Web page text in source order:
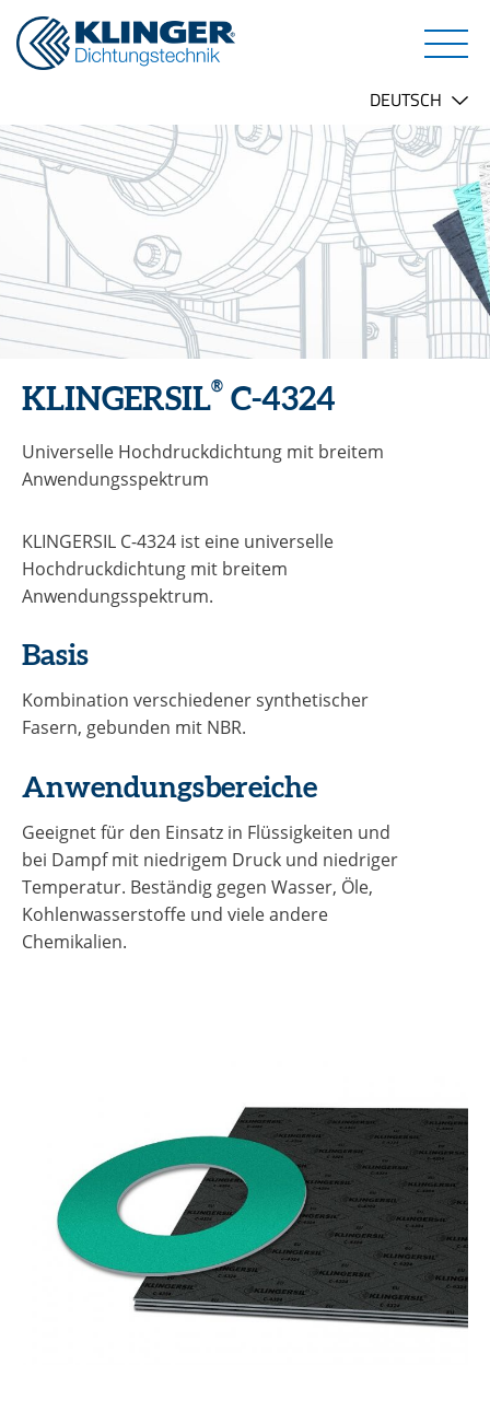
KLINGERSIL® C-4324
Universelle Hochdruckdichtung mit breitem
Anwendungsspektrum
KLINGERSIL C-4324 ist eine universelle
Hochdruckdichtung mit breitem
Anwendungsspektrum.
Basis
Kombination verschiedener synthetischer
Fasern, gebunden mit NBR.
Anwendungsbereiche
Geeignet für den Einsatz in Flüssigkeiten und
bei Dampf mit niedrigem Druck und niedriger
Temperatur. Beständig gegen Wasser, Öle,
Kohlenwasserstoffe und viele andere
Chemikalien.